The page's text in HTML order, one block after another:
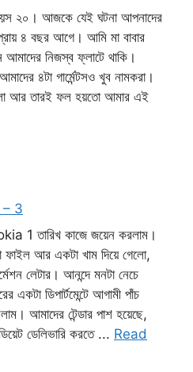
২০। আজকে যেই ঘটনা আপনাদের
৪ বছর আগে। আমি মা বাবার
নিজস্ব ফ্লাটে থাকি।
৪টা গার্মেন্টসও খুব নামকরা।
আর তারই ফল হয়তো আমার এই
– 3
তারিখ কাজে জয়েন করলাম।
ফাইল আর একটা খাম দিয়ে গেলো,
লেটার। আনন্দে মনটা নেচে
ডিপার্টমেন্টে আগামী পাঁচ
আমাদের টেন্ডার পাশ হয়েছে,
ডেলিভারি করতে ... Read